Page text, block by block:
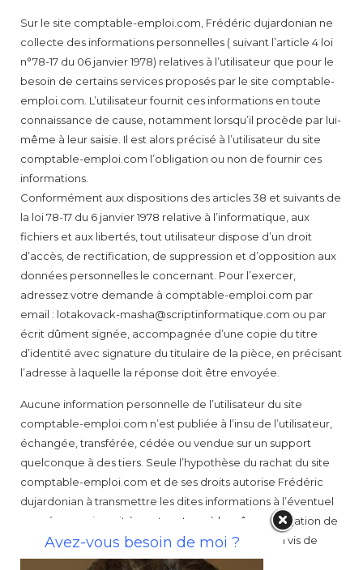
Sur le site comptable-emploi.com, Frédéric dujardonian ne
collecte des informations personnelles ( suivant l’article 4 loi
n°78-17 du 06 janvier 1978) relatives à l’utilisateur que pour le
besoin de certains services proposés par le site comptable-
emploi.com. L’utilisateur fournit ces informations en toute
connaissance de cause, notamment lorsqu’il procède par lui-
même à leur saisie. Il est alors précisé à l’utilisateur du site
comptable-emploi.com l’obligation ou non de fournir ces
informations.
Conformément aux dispositions des articles 38 et suivants de
la loi 78-17 du 6 janvier 1978 relative à l’informatique, aux
fichiers et aux libertés, tout utilisateur dispose d’un droit
d’accès, de rectification, de suppression et d’opposition aux
données personnelles le concernant. Pour l’exercer,
adressez votre demande à comptable-emploi.com par
email : lotakovack-masha@scriptinformatique.com ou par
écrit dûment signée, accompagnée d’une copie du titre
d’identité avec signature du titulaire de la pièce, en précisant
l’adresse à laquelle la réponse doit être envoyée.
Aucune information personnelle de l’utilisateur du site
comptable-emploi.com n’est publiée à l’insu de l’utilisateur,
échangée, transférée, cédée ou vendue sur un support
quelconque à des tiers. Seule l’hypothèse du rachat du site
comptable-emploi.com et de ses droits autorise Frédéric
dujardonian à transmettre les dites informations à l’éventuel
acquéreur qui serait à son tour tenu à la même obligation de
conservation et de modification des données vis à vis de
l’utilisateur du site comptable-emploi.com.
Avez-vous besoin de moi ?